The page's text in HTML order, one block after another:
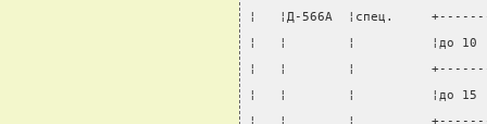
¦   ¦Д-566А  ¦спец.
¦   ¦        ¦          ¦до 10
¦   ¦        ¦
¦   ¦        ¦          ¦до 15